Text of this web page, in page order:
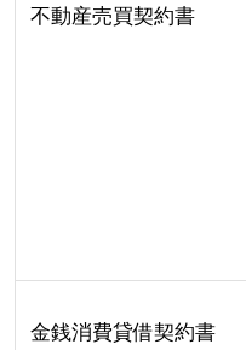
不動産売買契約書
金銭消費貸借契約書